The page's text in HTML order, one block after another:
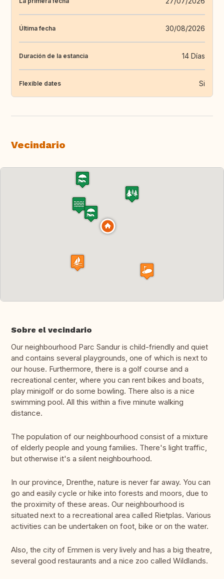
Última fecha 30/08/2026
Duración de la estancia 14 Días
Flexible dates Si
Vecindario
Sobre el vecindario
Our neighbourhood Parc Sandur is child-friendly and quiet
and contains several playgrounds, one of which is next to
our house. Furthermore, there is a golf course and a
recreational center, where you can rent bikes and boats,
play minigolf or do some bowling. There also is a nice
swimming pool. All this within a five minute walking
distance.
The population of our neighbourhood consist of a mixture
of elderly people and young families. There's light traffic,
but otherwise it's a silent neighbourhood.
In our province, Drenthe, nature is never far away. You can
go and easily cycle or hike into forests and moors, due to
the proximity of these areas. Our neighbourhood is
situated next to a recreational area called Rietplas. Various
activities can be undertaken on foot, bike or on the water.
Also, the city of Emmen is very lively and has a big theatre,
several good restaurants and a nice zoo called Wildlands.